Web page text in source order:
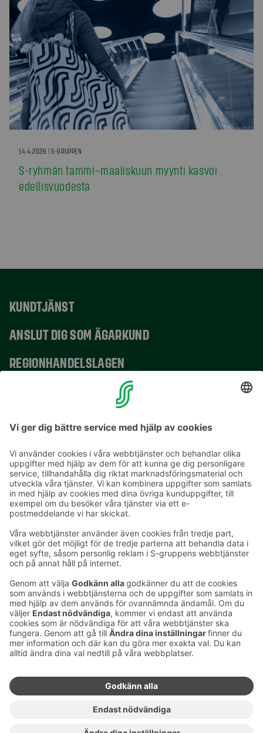
14.4.2026 | S-GRUPPEN
S-ryhmän tammi–maaliskuun myynti kasvoi
edellisvuodesta
KUNDTJÄNST
ANSLUT DIG SOM ÄGARKUND
REGIONHANDELSLAGEN
VERKSAMHETSSTÄLLEN
E-postadresser i S-gruppen finns i formuläret
förnamn.släktnamn@sok.fi
Följ oss:
Ändra inställningar för cookies
Information om cookies